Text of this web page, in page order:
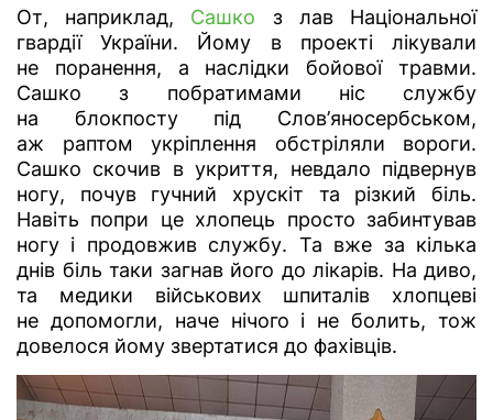
От, наприклад, Сашко з лав Національної
гвардії України. Йому в проекті лікували
не поранення, а наслідки бойової травми.
Сашко з побратимами ніс службу
на блокпосту під Слов’яносербськом,
аж раптом укріплення обстріляли вороги.
Сашко скочив в укриття, невдало підвернув
ногу, почув гучний хрускіт та різкий біль.
Навіть попри це хлопець просто забинтував
ногу і продовжив службу. Та вже за кілька
днів біль таки загнав його до лікарів. На диво,
та медики військових шпиталів хлопцеві
не допомогли, наче нічого і не болить, тож
довелося йому звертатися до фахівців.